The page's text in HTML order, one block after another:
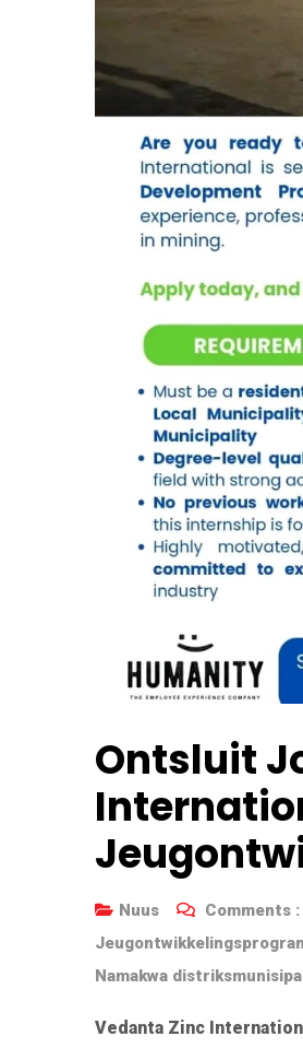
Ontsluit
Nuus Comments :
Namakwa
Vedanta Zinc